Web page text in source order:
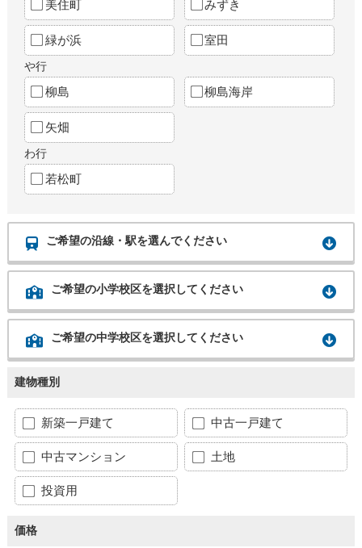
美住町 みずき
緑が浜 室田
や行
柳島 柳島海岸
矢畑
わ行
若松町
ご希望の沿線・駅を選んでください
ご希望の小学校区を選択してください
ご希望の中学校区を選択してください
建物種別
新築一戸建て 中古一戸建て
中古マンション 土地
投資用
価格